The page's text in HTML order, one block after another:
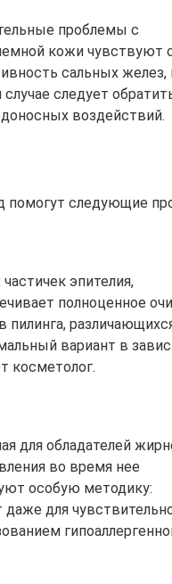
проблемы с
кожи чувствуют
сальных желез,
следует
воздействий.
помогут следующие
эпителия,
полноценное
вариант в
косметолог.
для обладателей
во время нее
особую методику:
даже для